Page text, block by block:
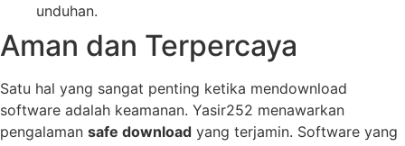
unduhan.
Aman dan Terpercaya
Satu hal yang sangat penting ketika mendownload
software adalah keamanan. Yasir252 menawarkan
pengalaman safe download yang terjamin. Software yang